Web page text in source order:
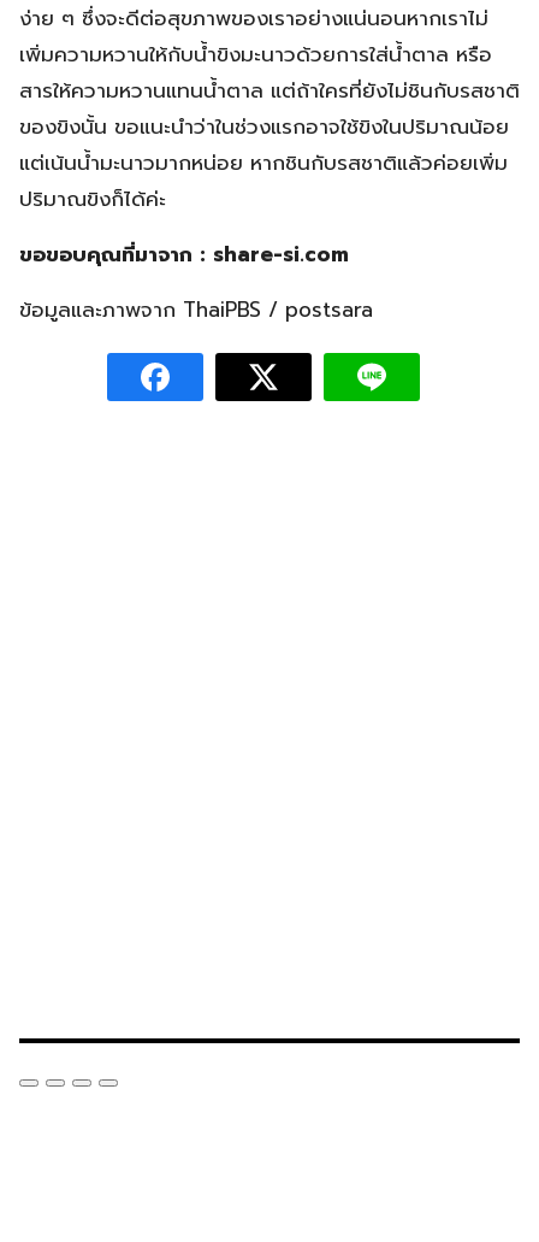
ง่าย ๆ ซึ่งจะดีต่อสุขภาพของเราอย่างแน่นอนหากเราไม่
เพิ่มความหวานให้กับน้ำขิงมะนาวด้วยการใส่น้ำตาล หรือ
สารให้ความหวานแทนน้ำตาล แต่ถ้าใครที่ยังไม่ชินกับรสชาติ
ของขิงนั้น ขอแนะนำว่าในช่วงแรกอาจใช้ขิงในปริมาณน้อย
แต่เน้นน้ำมะนาวมากหน่อย หากชินกับรสชาติแล้วค่อยเพิ่ม
ปริมาณขิงก็ได้ค่ะ
ขอขอบคุณที่มาจาก : share-si.com
ข้อมูลและภาพจาก ThaiPBS / postsara